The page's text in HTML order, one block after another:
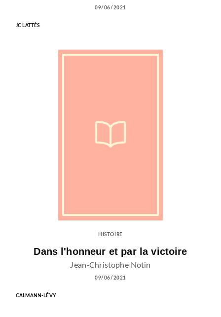
09/06/2021
JC LATTÈS
HISTOIRE
Dans l'honneur et par la victoire
Jean-Christophe Notin
09/06/2021
CALMANN-LÉVY